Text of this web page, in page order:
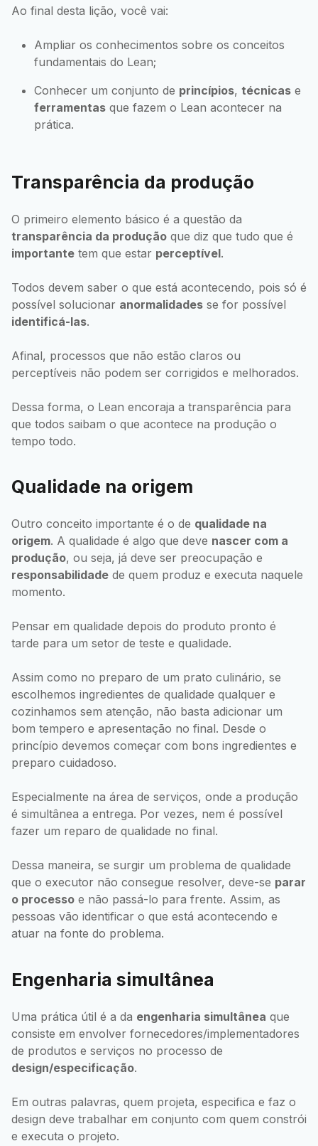
Ao final desta lição, você vai:
Ampliar os conhecimentos sobre os conceitos
fundamentais do Lean;
Conhecer um conjunto de princípios, técnicas e
ferramentas que fazem o Lean acontecer na
prática.
Transparência da produção
O primeiro elemento básico é a questão da
transparência da produção que diz que tudo que é
importante tem que estar perceptível.
Todos devem saber o que está acontecendo, pois só é
possível solucionar anormalidades se for possível
identificá-las.
Afinal, processos que não estão claros ou
perceptíveis não podem ser corrigidos e melhorados.
Dessa forma, o Lean encoraja a transparência para
que todos saibam o que acontece na produção o
tempo todo.
Qualidade na origem
Outro conceito importante é o de qualidade na
origem. A qualidade é algo que deve nascer com a
produção, ou seja, já deve ser preocupação e
responsabilidade de quem produz e executa naquele
momento.
Pensar em qualidade depois do produto pronto é
tarde para um setor de teste e qualidade.
Assim como no preparo de um prato culinário, se
escolhemos ingredientes de qualidade qualquer e
cozinhamos sem atenção, não basta adicionar um
bom tempero e apresentação no final. Desde o
princípio devemos começar com bons ingredientes e
preparo cuidadoso.
Especialmente na área de serviços, onde a produção
é simultânea a entrega. Por vezes, nem é possível
fazer um reparo de qualidade no final.
Dessa maneira, se surgir um problema de qualidade
que o executor não consegue resolver, deve-se parar
o processo e não passá-lo para frente. Assim, as
pessoas vão identificar o que está acontecendo e
atuar na fonte do problema.
Engenharia simultânea
Uma prática útil é a da engenharia simultânea que
consiste em envolver fornecedores/implementadores
de produtos e serviços no processo de
design/especificação.
Em outras palavras, quem projeta, especifica e faz o
design deve trabalhar em conjunto com quem constrói
e executa o projeto.